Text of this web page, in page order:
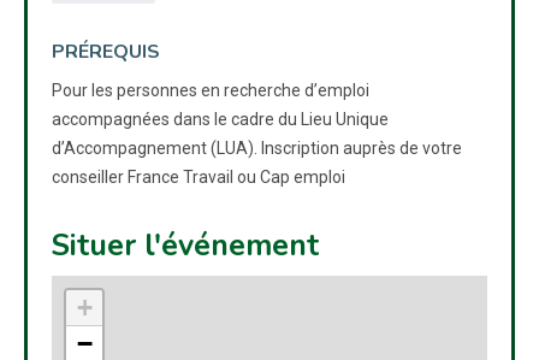
PRÉREQUIS
Pour les personnes en recherche d’emploi
accompagnées dans le cadre du Lieu Unique
d’Accompagnement (LUA). Inscription auprès de votre
conseiller France Travail ou Cap emploi
Situer l'événement
+
−